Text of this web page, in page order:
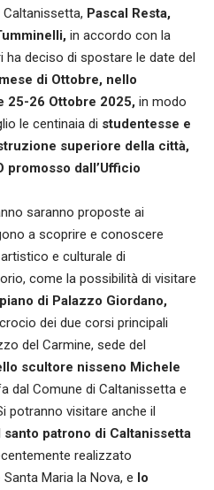
Pascal Resta,
in accordo con la
ha deciso di spostare le date del
di Ottobre, nello
25-26 Ottobre 2025, in modo
le centinaia di studentesse e
superiore della città,
promosso dall’Ufficio
saranno proposte ai
a scoprire e conoscere
e culturale di
come la possibilità di visitare
di Palazzo Giordano,
dei due corsi principali
del Carmine, sede del
scultore nisseno Michele
dal Comune di Caltanissetta e
potranno visitare anche il
patrono di Caltanissetta
realizzato
Santa Maria la Nova, e lo